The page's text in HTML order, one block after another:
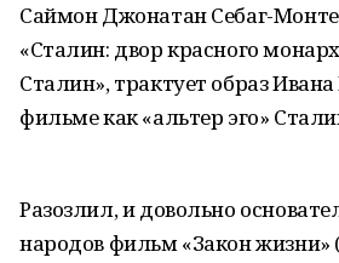
Саймон Джонатан Себаг-
«Сталин: двор красного
Сталин», трактует образ Ивана
фильме как «альтер эго»
Разозлил, и довольно
народов фильм «Закон жизни»